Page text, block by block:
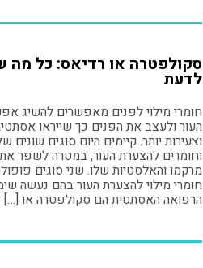
סקולפטרה או רדיאס: כל מה
לדעת
חומרי מילוי לפנים מאפשרים להשיג
העור ולעצב את הפנים כך שייראו
וצעירות יותר. קיימים היום סוגים שונים
וחומרים להצערת העור, במטרה לשפר
מרקמו והאלסטיות שלו. שני סוגים
חומרי מילוי להצערת העור בהם נעשה
הרפואה האסתטית הם סקולפטרה או […]